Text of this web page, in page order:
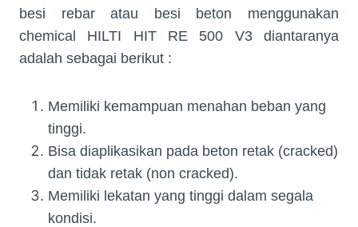
besi rebar atau besi beton menggunakan
chemical HILTI HIT RE 500 V3 diantaranya
adalah sebagai berikut :
Memiliki kemampuan menahan beban yang
tinggi.
Bisa diaplikasikan pada beton retak (cracked)
dan tidak retak (non cracked).
Memiliki lekatan yang tinggi dalam segala
kondisi.